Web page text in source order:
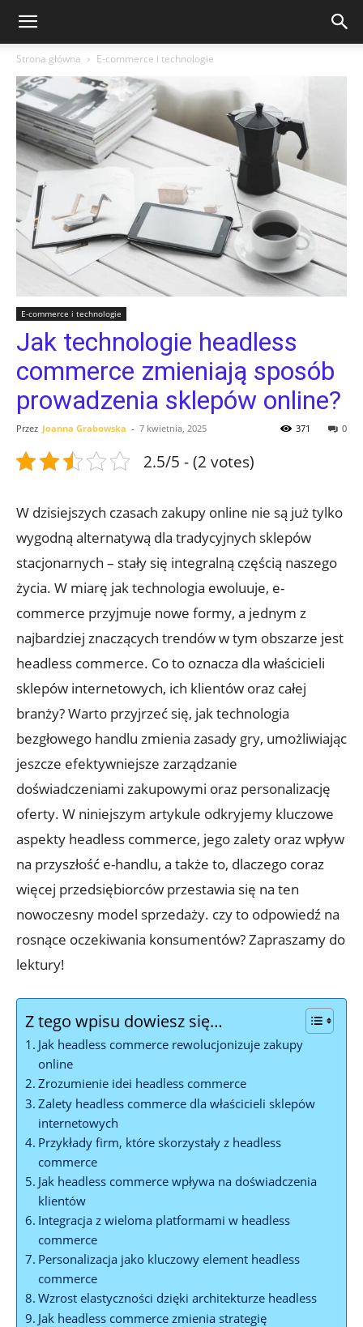
Strona główna E-commerce i technologie
E-commerce i technologie
Jak technologie headless
commerce zmieniają sposób
prowadzenia sklepów online?
Przez Joanna Grabowska - 7 kwietnia, 2025 0
371
2.5/5 - (2 votes)
W‌ dzisiejszych ‌czasach⁣ zakupy online ‍nie są już tylko
⁣wygodną alternatywą dla tradycyjnych sklepów
stacjonarnych – stały się integralną ⁣częścią naszego
życia. W miarę ⁣jak technologia ewoluuje, e-
commerce‌ przyjmuje‍ nowe formy, a jednym z
najbardziej⁤ znaczących trendów w tym obszarze jest⁤
headless commerce. Co to‍ oznacza dla właścicieli
sklepów internetowych, ⁤ich⁤ klientów oraz⁣ całej​
branży? Warto ​przyjrzeć się, jak technologia
bezgłowego⁢ handlu zmienia zasady‌ gry, umożliwiając⁢
jeszcze efektywniejsze​ zarządzanie
doświadczeniami‌ zakupowymi oraz personalizację
oferty. W​ niniejszym artykule odkryjemy ‌kluczowe
aspekty headless commerce, jego​ zalety oraz wpływ
na przyszłość e-handlu, a także to, dlaczego coraz
więcej ⁢przedsiębiorców przestawia się na ten
nowoczesny model sprzedaży. czy to odpowiedź⁢ na
rosnące oczekiwania konsumentów? Zapraszamy do
lektury!
Z tego wpisu dowiesz się…
Jak headless⁤ commerce⁣ rewolucjonizuje zakupy
online
Zrozumienie​ idei ​headless commerce
Zalety headless ​commerce dla właścicieli sklepów⁢
internetowych
Przykłady firm, ⁢które skorzystały z headless
commerce
Jak headless commerce wpływa na doświadczenia
‌klientów
Integracja z ​wieloma⁤ platformami w headless
commerce
Personalizacja jako kluczowy element headless
commerce
Wzrost elastyczności dzięki architekturze headless
Jak headless ⁣commerce⁣ zmienia strategię